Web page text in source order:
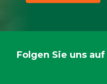
Folgen Sie uns